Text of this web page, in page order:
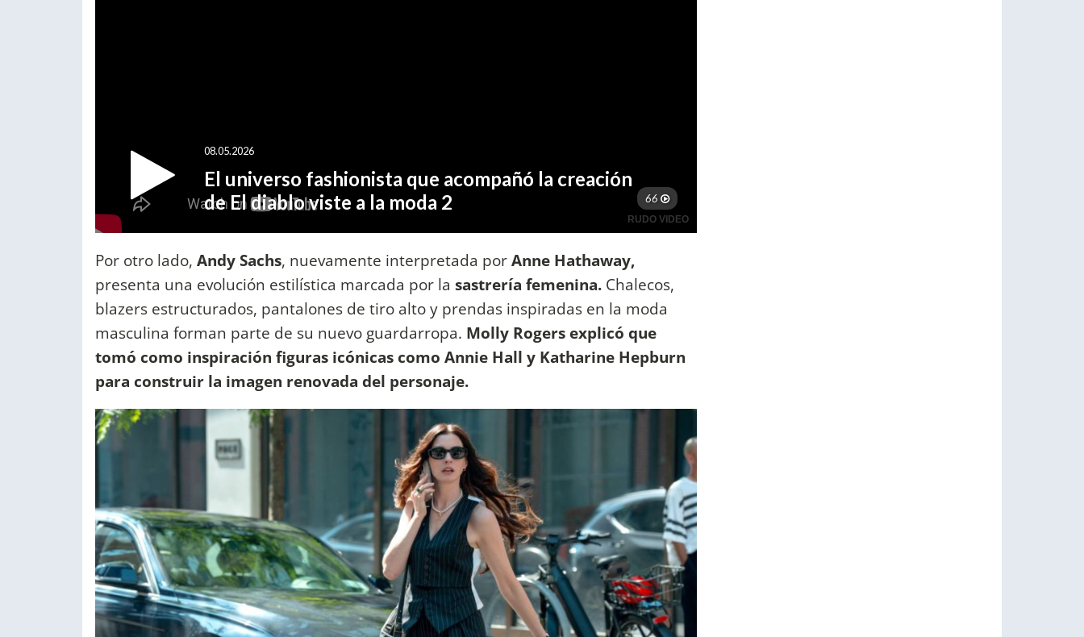
Por otro lado, Andy Sachs, nuevamente interpretada porAnne Hathaway,
presenta una evolución estilística marcada por la sastrería femenina. Chalecos,
blazers estructurados, pantalones de tiro alto y prendas inspiradas en la moda
masculina forman parte de su nuevo guardarropa. Molly Rogers explicó que
tomó como inspiración figuras icónicas como Annie Hall y Katharine Hepburn
para construir la imagen renovada del personaje.